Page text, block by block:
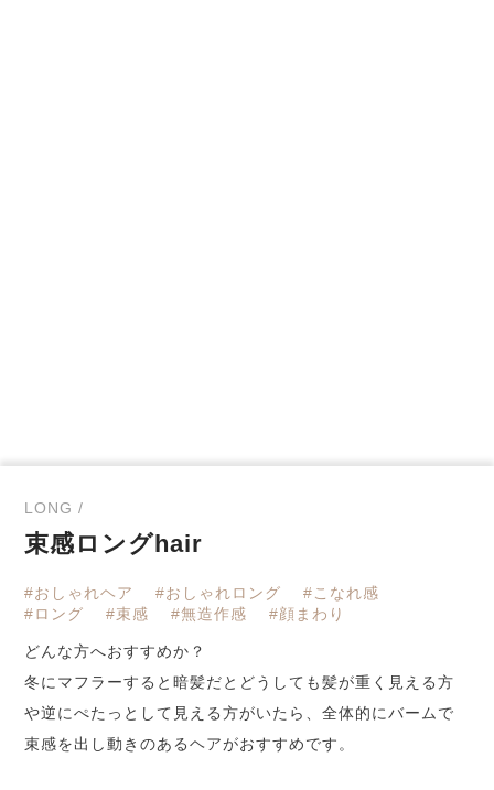
LONG /
束感ロングhair
#おしゃれヘア #おしゃれロング
#こなれ感
#ロング
#束感 #無造作感 #顔まわり
どんな方へおすすめか？
冬にマフラーすると暗髪だとどうしても髪が重く見える方
や逆にぺたっとして見える方がいたら、全体的にバームで
束感を出し動きのあるヘアがおすすめです。